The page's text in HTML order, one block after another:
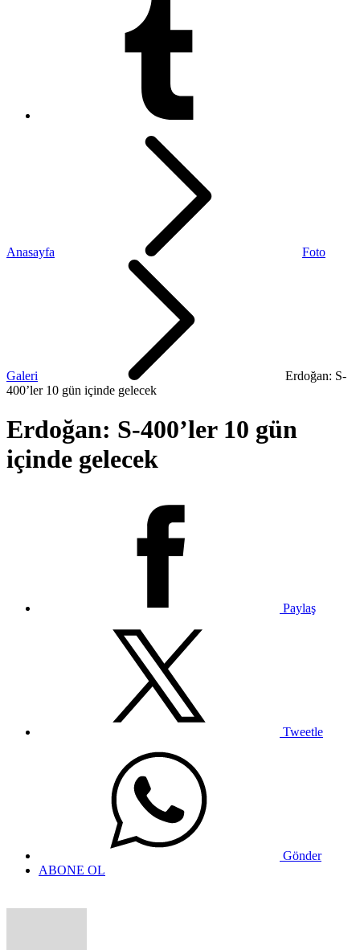
Anasayfa Foto
Galeri
Erdoğan: S-
400’ler 10 gün içinde gelecek
Erdoğan: S-400’ler 10 gün
içinde gelecek
Paylaş
Tweetle
Gönder
ABONE OL